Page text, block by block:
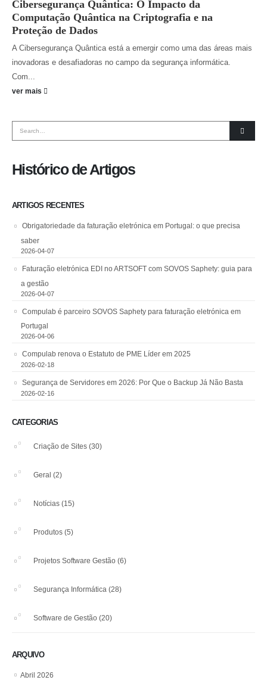
Cibersegurança Quântica: O Impacto da
Computação Quântica na Criptografia e na
Proteção de Dados
A Cibersegurança Quântica está a emergir como uma das áreas mais
inovadoras e desafiadoras no campo da segurança informática.
Com...
ver mais
Histórico de Artigos
ARTIGOS RECENTES
Obrigatoriedade da faturação eletrónica em Portugal: o que precisa
saber
2026-04-07
Faturação eletrónica EDI no ARTSOFT com SOVOS Saphety: guia para
a gestão
2026-04-07
Compulab é parceiro SOVOS Saphety para faturação eletrónica em
Portugal
2026-04-06
Compulab renova o Estatuto de PME Líder em 2025
2026-02-18
Segurança de Servidores em 2026: Por Que o Backup Já Não Basta
2026-02-16
CATEGORIAS
Criação de Sites (30)
Geral (2)
Notícias (15)
Produtos (5)
Projetos Software Gestão (6)
Segurança Informática (28)
Software de Gestão (20)
ARQUIVO
Abril 2026